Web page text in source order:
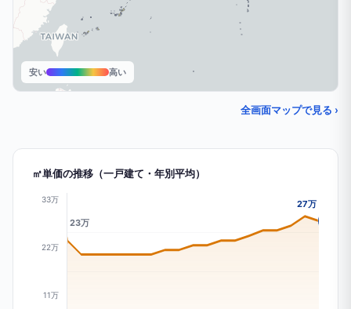
安い 高い
全画面マップで見る ›
㎡単価の推移（一戸建て・年別平均）
33万
22万
11万
23万
27万